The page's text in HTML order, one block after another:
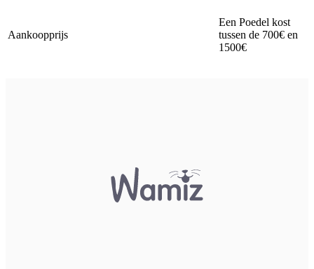
Aankoopprijs
Een Poedel kost
tussen de 700€ en
1500€